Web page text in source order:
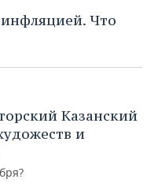
Что
Казанский
и